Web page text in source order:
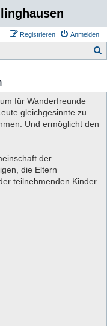
Anmelden
Registrieren
h
für Wanderfreunde
gleichgesinnte zu
Und ermöglicht den
der
die Eltern
teilnehmenden Kinder